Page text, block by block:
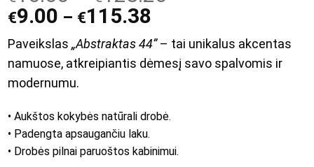
€9.00 – €115.38
Paveikslas„Abstraktas 44”– tai unikalus akcentas
namuose, atkreipiantis dėmesį savo spalvomis ir
modernumu.
• Aukštos kokybės natūrali drobė.
• Padengta apsaugančiu laku.
• Drobės pilnai paruoštos kabinimui.